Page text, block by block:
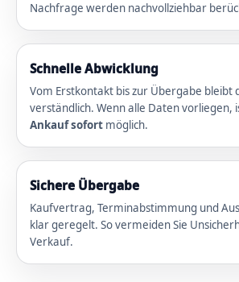
Nachfrage werden nachvollziehbar
Schnelle Abwicklung
Vom Erstkontakt bis zur Übergabe bleibt
verständlich. Wenn alle Daten vorliegen,
Ankauf sofort möglich.
Sichere Übergabe
Kaufvertrag, Terminabstimmung und
klar geregelt. So vermeiden Sie
Verkauf.